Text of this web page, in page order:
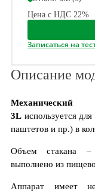
Цена с НДС 22%
Записаться на
Описание
Механический
3L используется
паштетов и пр.) в
Объем стакана –
выполнено из
Аппарат имеет